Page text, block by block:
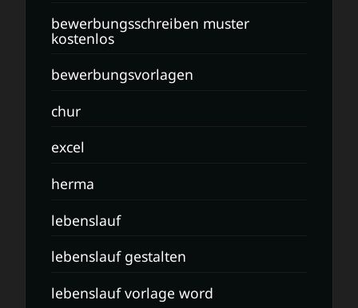
bewerbungsschreiben muster
kostenlos
bewerbungsvorlagen
chur
excel
herma
lebenslauf
lebenslauf gestalten
lebenslauf vorlage word